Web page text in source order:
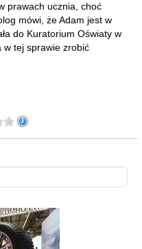
prawach ucznia, choć
mówi, że Adam jest w
do Kuratorium Oświaty w
w tej sprawie zrobić